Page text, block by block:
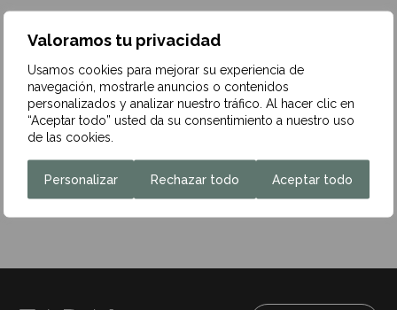
Valoramos tu privacidad
Usamos cookies para mejorar su experiencia de
navegación, mostrarle anuncios o contenidos
personalizados y analizar nuestro tráfico. Al hacer clic en
“Aceptar todo” usted da su consentimiento a nuestro uso
de las cookies.
Personalizar Rechazar todo Aceptar todo
Aquí podéis encontrar nuestra
últimanewslettercomentando la reciente resolución del
TEAC en relación con la opción de compensación de
BINs:
Imposibilidad de rectificar BINs